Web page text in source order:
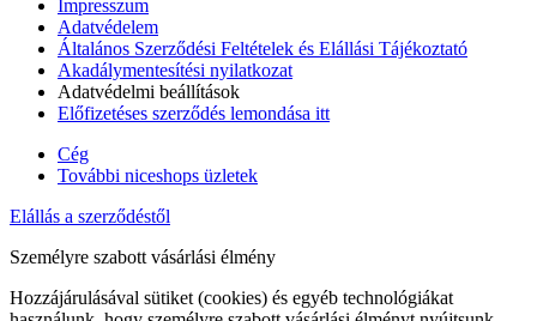
Impresszum
Adatvédelem
Általános Szerződési Feltételek és Elállási Tájékoztató
Akadálymentesítési nyilatkozat
Adatvédelmi beállítások
Előfizetéses szerződés lemondása itt
Cég
További niceshops üzletek
Elállás a szerződéstől
Személyre szabott vásárlási élmény
Hozzájárulásával sütiket (cookies) és egyéb technológiákat